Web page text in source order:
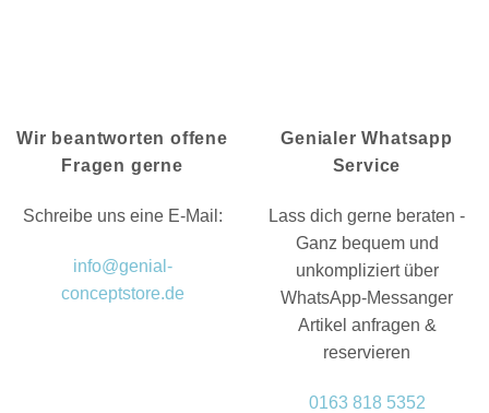
Wir beantworten offene
Fragen gerne
Schreibe uns eine E-Mail:
info@genial-
conceptstore.de
Genialer Whatsapp
Service
Lass dich gerne beraten -
Ganz bequem und
unkompliziert über
WhatsApp-Messanger
Artikel anfragen &
reservieren
0163 818 5352